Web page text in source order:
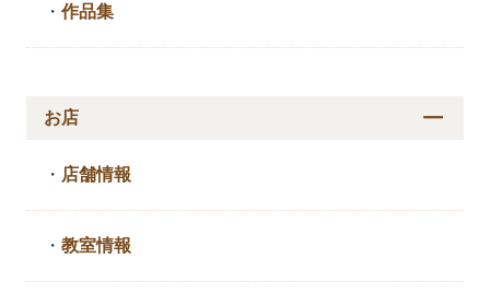
・作品集
お店
・ 店舗情報
・教室情報